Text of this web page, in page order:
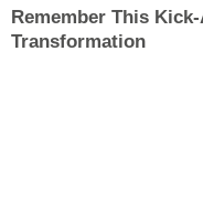
Remember This
Transformation